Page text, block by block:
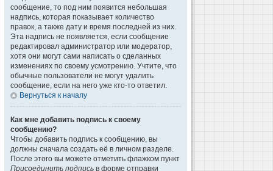
сообщение, то под ним появится небольшая
надпись, которая показывает количество
правок, а также дату и время последней из них.
Эта надпись не появляется, если сообщение
редактировал администратор или модератор,
хотя они могут сами написать о сделанных
изменениях по своему усмотрению. Учтите, что
обычные пользователи не могут удалить
сообщение, если на него уже кто-то ответил.
Вернуться к началу
Как мне добавить подпись к своему
сообщению?
Чтобы добавить подпись к сообщению, вы
должны сначала создать её в личном разделе.
После этого вы можете отметить флажком пункт
Присоединить подпись в форме отправки